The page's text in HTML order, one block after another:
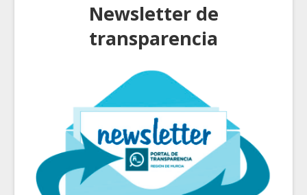
Newsletter de
transparencia